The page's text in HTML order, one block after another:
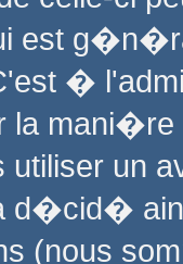
est
�
la
un
d�cid�
(nous